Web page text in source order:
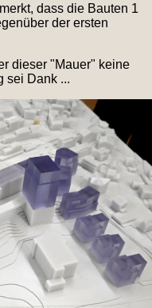
dass die Bauten 1
der ersten
dieser "Mauer" keine
sei Dank ...